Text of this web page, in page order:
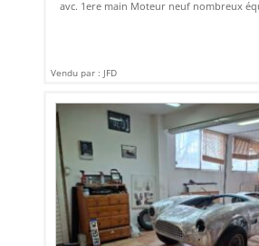
avc. 1ere main Moteur neuf nombreux
Vendu par : JFD